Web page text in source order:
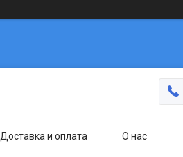
Доставка и оплата О нас